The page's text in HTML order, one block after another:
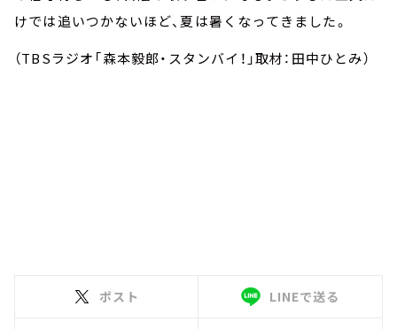
けでは追いつかないほど、夏は暑くなってきました。
（TBSラジオ「森本毅郎・スタンバイ！」取材：田中ひとみ）
ポスト LINEで送る